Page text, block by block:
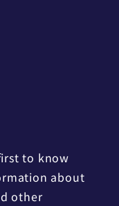
to know
about
other